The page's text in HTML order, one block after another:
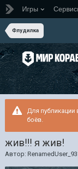
Игры
Флудилка
Для публикации
боёв.
жив!!! я жив!
Автор: